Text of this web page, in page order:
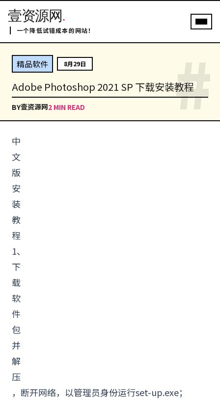
壹资源网.
一个降低试错成本的网站！
#
精品软件 8月29日
Adobe Photoshop 2021 SP 下载安装教程
BY壹资源网2 MIN READ
中
文
版
安
装
教
程
1、
下
载
软
件
包
并
解
压
，断开网络，以管理员身份运行set-up.exe；